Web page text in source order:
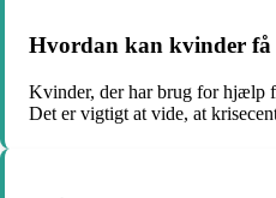
Hvordan kan kvinder få
Kvinder, der har brug for hjælp
Det er vigtigt at vide, at